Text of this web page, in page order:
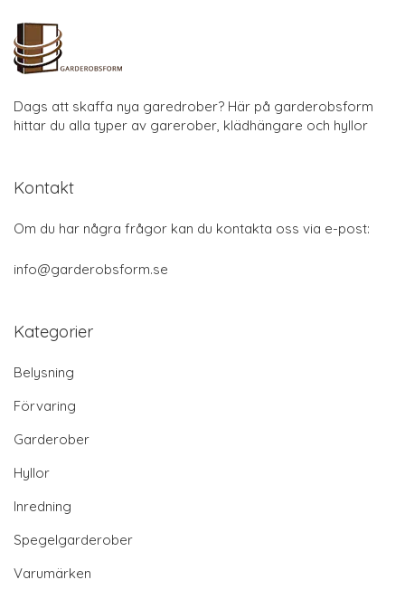
Dags att skaffa nya garedrober? Här på garderobsform
hittar du alla typer av garerober, klädhängare och hyllor
Kontakt
Om du har några frågor kan du kontakta oss via e-post:
info@garderobsform.se
Kategorier
Belysning
Förvaring
Garderober
Hyllor
Inredning
Spegelgarderober
Varumärken